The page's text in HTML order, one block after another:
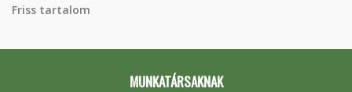
Friss tartalom
MUNKATÁRSAKNAK